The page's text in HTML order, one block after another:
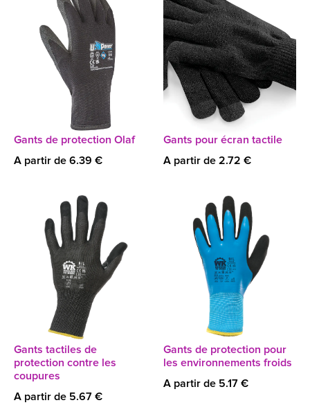
Gants de protection Olaf
A partir de 6.39 €
Gants pour écran tactile
A partir de 2.72 €
Gants tactiles de
protection contre les
coupures
A partir de 5.67 €
Gants de protection pour
les environnements froids
A partir de 5.17 €